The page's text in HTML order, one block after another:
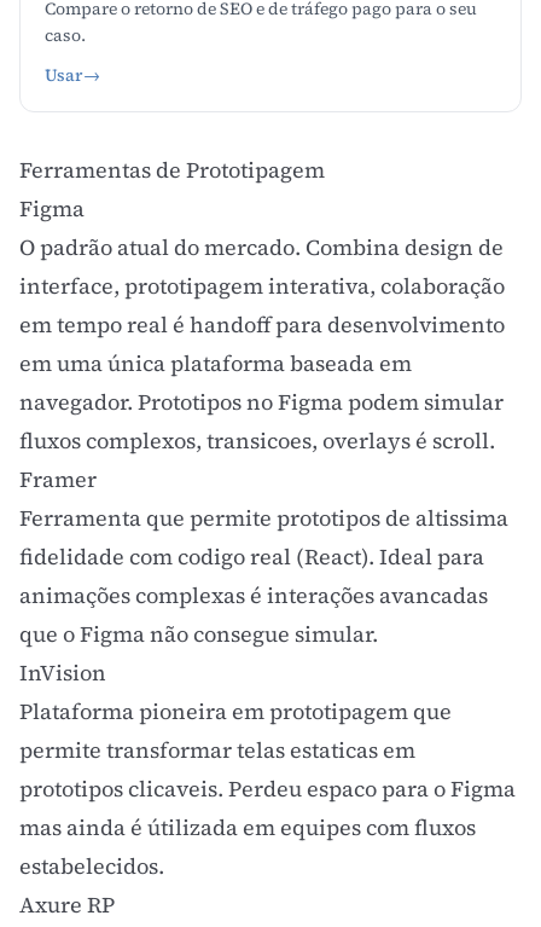
Compare o retorno de SEO e de tráfego pago para o seu
caso.
Usar→
Ferramentas de Prototipagem
Figma
O padrão atual do mercado. Combina design de
interface, prototipagem interativa, colaboração
em tempo real é handoff para desenvolvimento
em uma única plataforma baseada em
navegador. Prototipos no Figma podem simular
fluxos complexos, transicoes, overlays é scroll.
Framer
Ferramenta que permite prototipos de altissima
fidelidade com codigo real (React). Ideal para
animações complexas é interações avancadas
que o Figma não consegue simular.
InVision
Plataforma pioneira em prototipagem que
permite transformar telas estaticas em
prototipos clicaveis. Perdeu espaco para o Figma
mas ainda é útilizada em equipes com fluxos
estabelecidos.
Axure RP